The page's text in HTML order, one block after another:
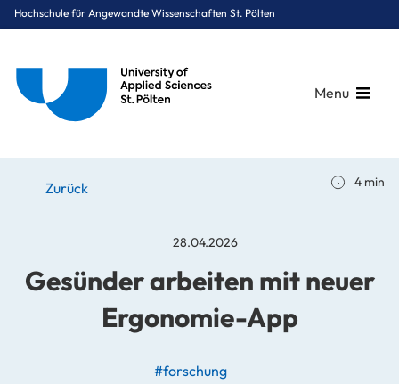
Hochschule für Angewandte Wissenschaften St. Pölten
Menu
arbeiten mit neuer Ergonomie-App
Zurück 4 min
Gesünder arbeiten mit neuer
Ergonomie-App
#forschung
28.04.2026